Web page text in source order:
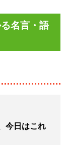
名言・語
今日はこれ